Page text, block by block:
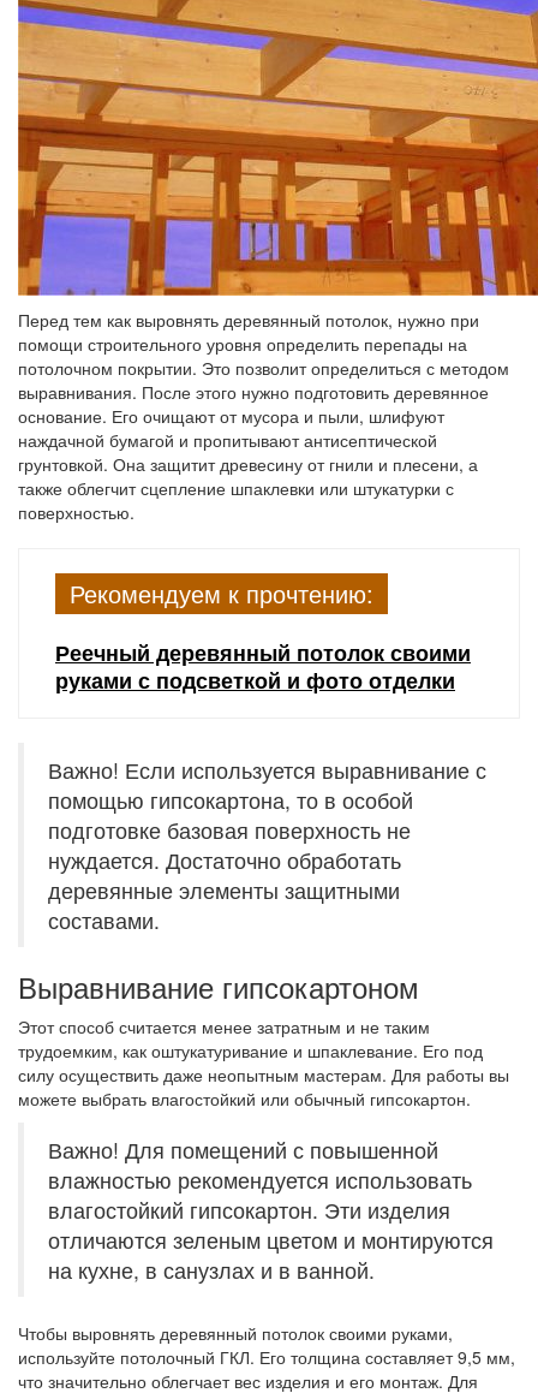
Перед тем как выровнять деревянный потолок, нужно при
помощи строительного уровня определить перепады на
потолочном покрытии. Это позволит определиться с методом
выравнивания. После этого нужно подготовить деревянное
основание. Его очищают от мусора и пыли, шлифуют
наждачной бумагой и пропитывают антисептической
грунтовкой. Она защитит древесину от гнили и плесени, а
также облегчит сцепление шпаклевки или штукатурки с
поверхностью.
Рекомендуем к прочтению:
Реечный деревянный потолок своими
руками с подсветкой и фото отделки
Важно! Если используется выравнивание с
помощью гипсокартона, то в особой
подготовке базовая поверхность не
нуждается. Достаточно обработать
деревянные элементы защитными
составами.
Выравнивание гипсокартоном
Этот способ считается менее затратным и не таким
трудоемким, как оштукатуривание и шпаклевание. Его под
силу осуществить даже неопытным мастерам. Для работы вы
можете выбрать влагостойкий или обычный гипсокартон.
Важно! Для помещений с повышенной
влажностью рекомендуется использовать
влагостойкий гипсокартон. Эти изделия
отличаются зеленым цветом и монтируются
на кухне, в санузлах и в ванной.
Чтобы выровнять деревянный потолок своими руками,
используйте потолочный ГКЛ. Его толщина составляет 9,5 мм,
что значительно облегчает вес изделия и его монтаж. Для